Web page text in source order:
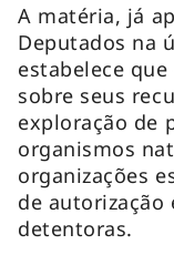
A matéria, já
Deputados na
estabelece
sobre seus
exploração de
organismos
organizações
de autorização
detentoras.